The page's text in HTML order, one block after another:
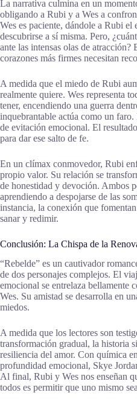
La narrativa culmina en un
obligando a Rubi y a Wes a
Wes es paciente, dándole a Rubi el
descubrirse a sí misma. Pero,
ante las intensas olas de
corazones más firmes necesitan
A medida que el miedo de Rubi
realmente quiere. Wes representa
tener, encendiendo una guerra
inquebrantable actúa como un
de evitación emocional. El
para dar ese salto de fe.
En un clímax conmovedor, Rubi
propio valor. Su relación se
de honestidad y devoción. Ambos
aprendiendo a despojarse de las
instancia, la conexión que
sanar y redimir.
Conclusión: La Chispa de la
“Rebelde” es un cautivador
de dos personajes complejos. El
emocional se entrelaza bellamente
Wes. Su amistad se desarrolla en
miedos.
A medida que los lectores son
transformación gradual, la historia
resiliencia del amor. Con química
profundidad emocional, Skye
Al final, Rubi y Wes nos enseñan
todos es permitir que uno mismo